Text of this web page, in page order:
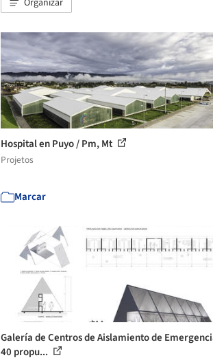
Organizar
Hospital en Puyo / Pm, Mt
Projetos
Marcar
Galería de Centros de Aislamiento de
40 propu...